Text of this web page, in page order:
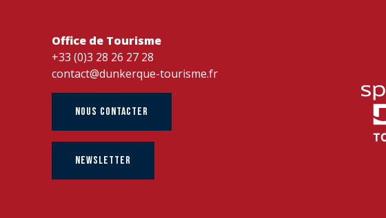
Office de Tourisme
+33 (0)3 28 26 27 28
contact@dunkerque-tourisme.fr
NOUS CONTACTER
NEWSLETTER